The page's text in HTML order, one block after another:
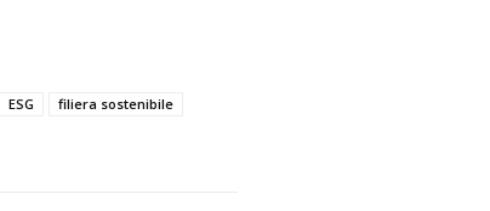
ESG
filiera sostenibile